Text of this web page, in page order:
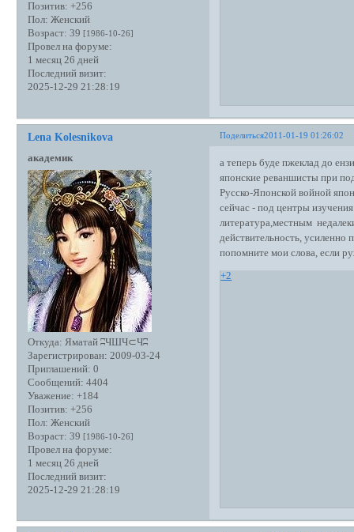
Позитив: +256
Пол: Женский
Возраст: 39 [1986-10-26]
Провел на форуме:
1 месяц 26 дней
Последний визит:
2025-12-29 21:28:19
Поделиться2011-01-19 01:26:02
Lena Kolesnikova
академик
Откуда: Яматай ʭЧШЧ⊂Чʭ
Зарегистрирован: 2009-03-24
Приглашений: 0
Сообщений: 4404
Уважение: +184
Позитив: +256
Пол: Женский
Возраст: 39 [1986-10-26]
Провел на форуме:
1 месяц 26 дней
Последний визит:
2025-12-29 21:28:19
а теперь буде пжеклад до
японские реваншисты при
Русско-Японской войной
сейчас - под центры
литература,местным
действительность,
попомните мои слова, если
+2